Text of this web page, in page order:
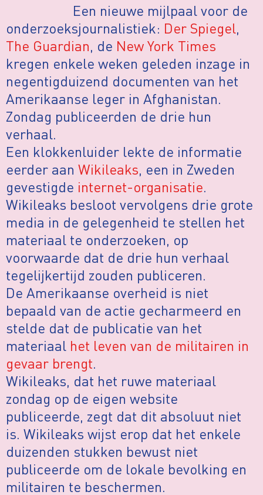
Een nieuwe mijlpaal voor de
onderzoeksjournalistiek: Der Spiegel,
The Guardian, de New York Times
kregen enkele weken geleden inzage in
negentigduizend documenten van het
Amerikaanse leger in Afghanistan.
Zondag publiceerden de drie hun
verhaal.
Een klokkenluider lekte de informatie
eerder aan Wikileaks, een in Zweden
gevestigde internet-organisatie.
Wikileaks besloot vervolgens drie grote
media in de gelegenheid te stellen het
materiaal te onderzoeken, op
voorwaarde dat de drie hun verhaal
tegelijkertijd zouden publiceren.
De Amerikaanse overheid is niet
bepaald van de actie gecharmeerd en
stelde dat de publicatie van het
materiaal het leven van de militairen in
gevaar brengt.
Wikileaks, dat het ruwe materiaal
zondag op de eigen website
publiceerde, zegt dat dit absoluut niet
is. Wikileaks wijst erop dat het enkele
duizenden stukken bewust niet
publiceerde om de lokale bevolking en
militairen te beschermen.